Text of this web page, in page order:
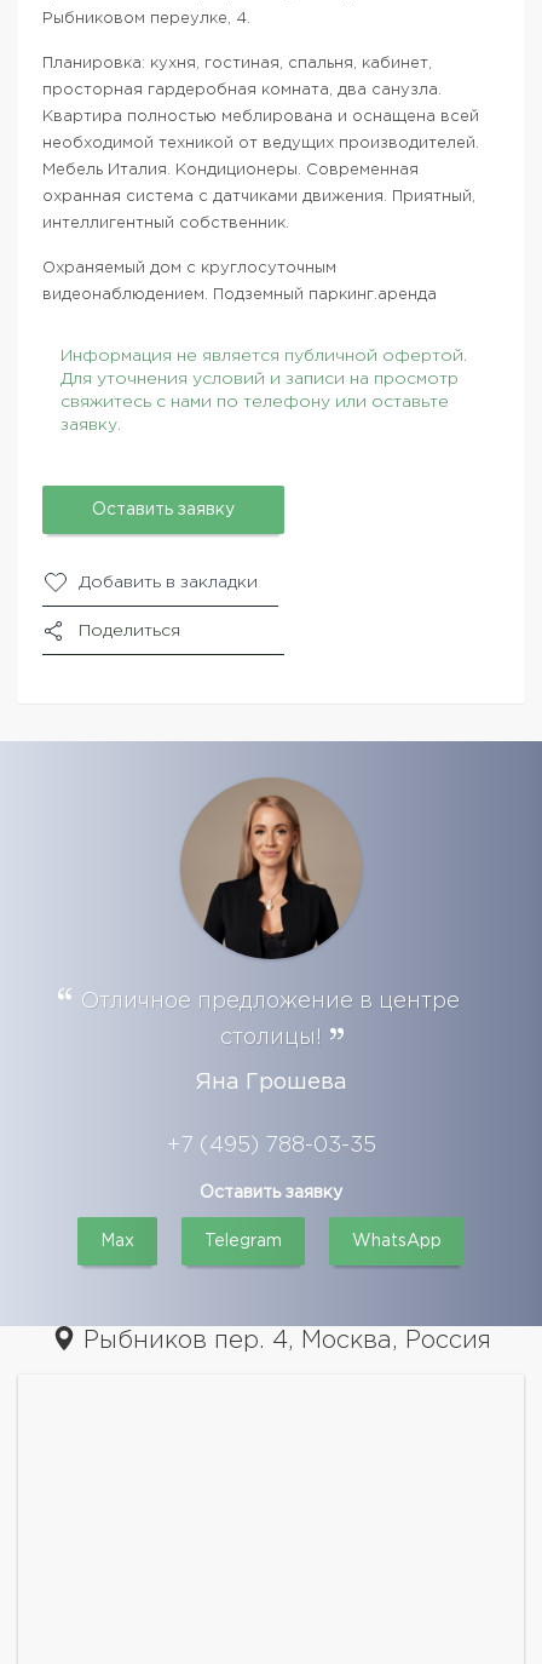
Рыбниковом переулке, 4.
Планировка: кухня, гостиная, спальня, кабинет,
просторная гардеробная комната, два санузла.
Квартира полностью меблирована и оснащена всей
необходимой техникой от ведущих производителей.
Мебель Италия. Кондиционеры. Современная
охранная система с датчиками движения. Приятный,
интеллигентный собственник.
Охраняемый дом с круглосуточным
видеонаблюдением. Подземный паркинг.аренда
Информация не является публичной офертой.
Для уточнения условий и записи на просмотр
свяжитесь с нами по телефону или оставьте
заявку.
Оставить заявку
Добавить в закладки
Поделиться
Отличное предложение в центре
столицы!
Яна Грошева
+7 (495) 788-03-35
Оставить заявку
Max Telegram WhatsApp
Рыбников пер. 4, Москва, Россия